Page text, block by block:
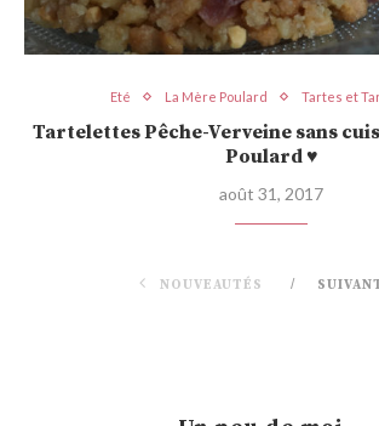
Eté La Mère Poulard Tartes et
Tartelettes Pêche-Verveine sans
Poulard ♥
août 31, 2017
NOUVEAUTÉS